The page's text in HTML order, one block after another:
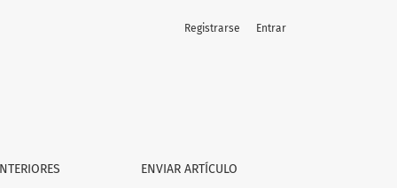
ENVIAR ARTÍCULO
Registrarse Entrar